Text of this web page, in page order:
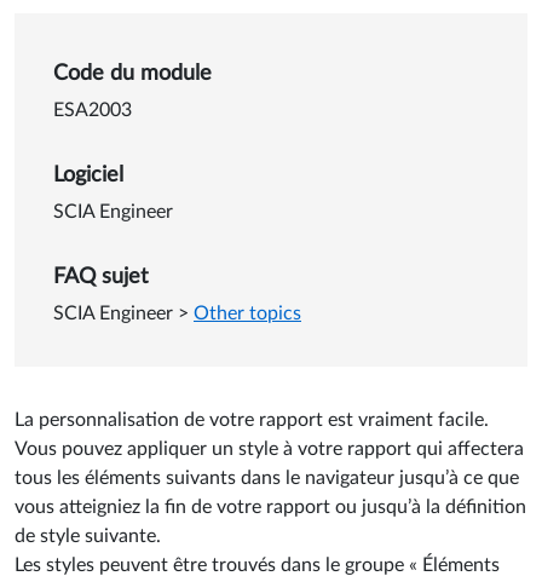
Détails sur Utilisation des
Code du module
ESA2003
Logiciel
SCIA Engineer
FAQ sujet
SCIA Engineer > Other topics
La personnalisation de votre rapport est vraiment facile.
Vous pouvez appliquer un style à votre rapport qui affectera
tous les éléments suivants dans le navigateur jusqu’à ce que
vous atteigniez la fin de votre rapport ou jusqu’à la définition
de style suivante.
Les styles peuvent être trouvés dans le groupe « Éléments